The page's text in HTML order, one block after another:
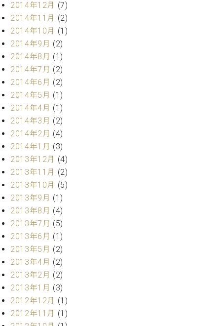
2014年12月 (7)
2014年11月 (2)
2014年10月 (1)
2014年9月 (2)
2014年8月 (1)
2014年7月 (2)
2014年6月 (2)
2014年5月 (1)
2014年4月 (1)
2014年3月 (2)
2014年2月 (4)
2014年1月 (3)
2013年12月 (4)
2013年11月 (2)
2013年10月 (5)
2013年9月 (1)
2013年8月 (4)
2013年7月 (5)
2013年6月 (1)
2013年5月 (2)
2013年4月 (2)
2013年2月 (2)
2013年1月 (3)
2012年12月 (1)
2012年11月 (1)